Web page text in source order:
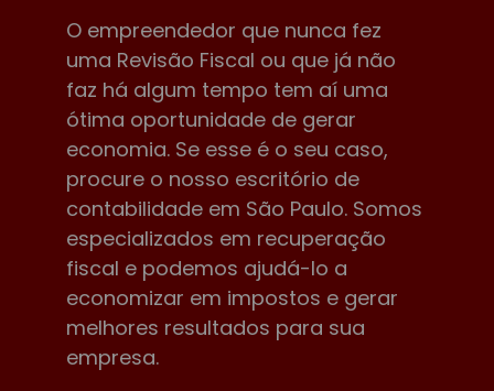
O empreendedor que nunca fez
uma Revisão Fiscal ou que já não
faz há algum tempo tem aí uma
ótima oportunidade de gerar
economia. Se esse é o seu caso,
procure o nosso escritório de
contabilidade em São Paulo. Somos
especializados em recuperação
fiscal e podemos ajudá-lo a
economizar em impostos e gerar
melhores resultados para sua
empresa.